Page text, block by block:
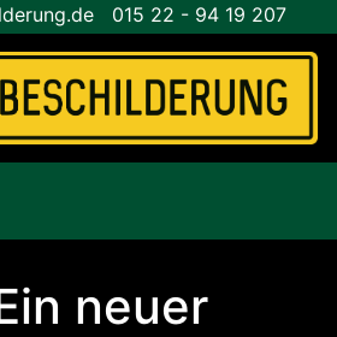
015 22 - 94 19 207
neuer